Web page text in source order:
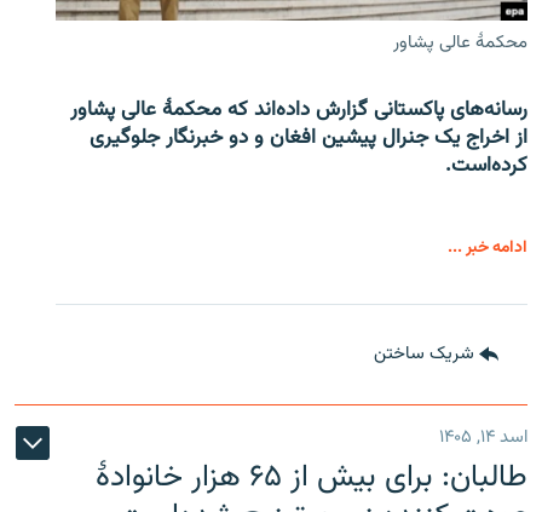
محکمۀ عالی پشاور
رسانه‌های پاکستانی گزارش داده‌اند که محکمۀ عالی پشاور
از اخراج یک جنرال پیشین افغان و دو خبرنگار جلوگیری
کرده‌است.
ادامه خبر ...
شریک ساختن
اسد ۱۴, ۱۴۰۵
طالبان: برای بیش از ۶۵ هزار خانوادۀ